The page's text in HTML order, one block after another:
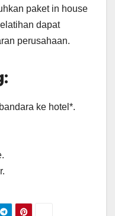
paket in house
dapat
perusahaan.
ke hotel*.